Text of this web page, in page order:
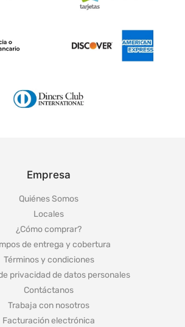
Empresa
Quiénes Somos
Locales
¿Cómo comprar?
de entrega y cobertura
Términos y condiciones
privacidad de datos personales
Contáctanos
Trabaja con nosotros
Facturación electrónica